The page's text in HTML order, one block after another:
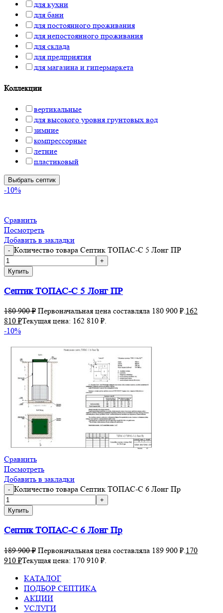
для кухни
для бани
для постоянного проживания
для непостоянного проживания
для склада
для предприятия
для магазина и гипермаркета
Коллекции
вертикальные
для высокого уровня грунтовых вод
зимние
компрессорные
летние
пластиковый
Выбрать септик
-10%
Сравнить
Посмотреть
Добавить в закладки
Количество товара Септик ТОПАС-С 5 Лонг ПР
Купить
Септик ТОПАС-С 5 Лонг ПР
180 900₽ Первоначальная цена составляла 180 900 ₽.162
810 ₽Текущая цена: 162 810 ₽.
-10%
Сравнить
Посмотреть
Добавить в закладки
Количество товара Септик ТОПАС-С 6 Лонг Пр
Купить
Септик ТОПАС-С 6 Лонг Пр
189 900₽ Первоначальная цена составляла 189 900 ₽.170
910 ₽Текущая цена: 170 910 ₽.
КАТАЛОГ
ПОДБОР СЕПТИКА
АКЦИИ
УСЛУГИ